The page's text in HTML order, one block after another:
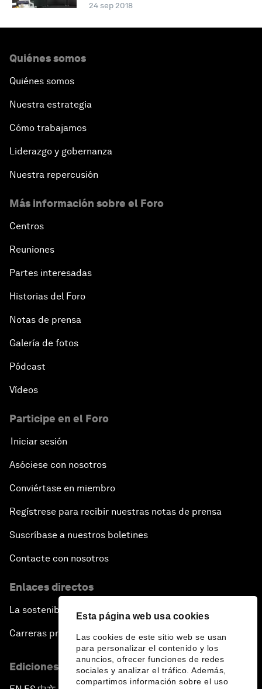
Esta página web usa cookies
Las cookies de este sitio web se usan
para personalizar el contenido y los
anuncios, ofrecer funciones de redes
sociales y analizar el tráfico. Además,
compartimos información sobre el uso
24 sep 2018
Quiénes somos
Quiénes somos
Nuestra estrategia
Cómo trabajamos
Liderazgo y gobernanza
Nuestra repercusión
Más información sobre el Foro
Centros
Reuniones
Partes interesadas
Historias del Foro
Notas de prensa
Galería de fotos
Pódcast
Vídeos
Participe en el Foro
Iniciar sesión
Asóciese con nosotros
Conviértase en miembro
Regístrese para recibir nuestras notas de prensa
Suscríbase a nuestros boletines
Contacte con nosotros
Enlaces directos
La sostenibilidad en el Foro
Carreras profesionales
Ediciones en otros idiomas